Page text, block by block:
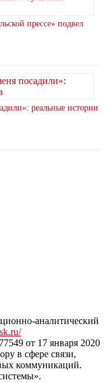
прессе» подвел
реальные истории
области на сайте
аналитический
от 17 января 2020
в сфере связи,
коммуникаций.